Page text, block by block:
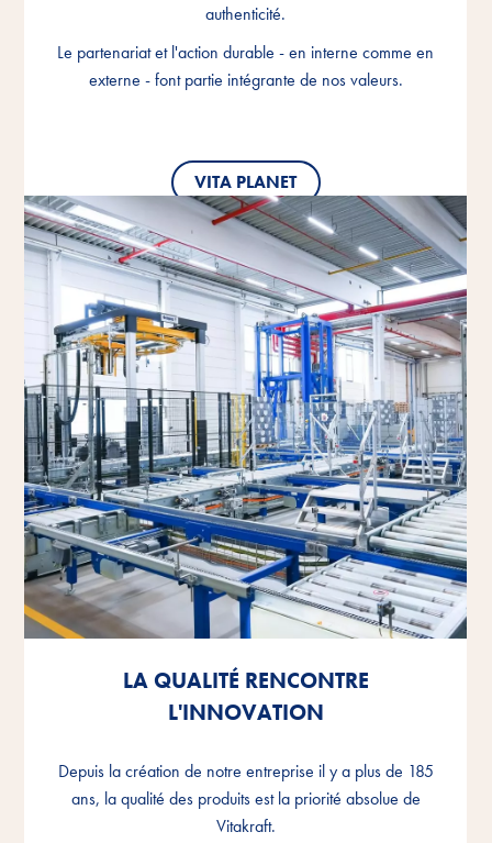
authenticité.
Le partenariat et l'action durable - en interne comme en
externe - font partie intégrante de nos valeurs.
VITA PLANET
authenticité.
Le partenariat et l'action durable - en interne comme en
externe - font partie intégrante de nos valeurs.
VITA PLANET
authenticité.
Le partenariat et l'action durable - en interne comme en
externe - font partie intégrante de nos valeurs.
VITA PLANET
LA QUALITÉ RENCONTRE
L'INNOVATION
Depuis la création de notre entreprise il y a plus de 185
ans, la qualité des produits est la priorité absolue de
Vitakraft.
LA QUALITÉ RENCONTRE
L'INNOVATION
Depuis la création de notre entreprise il y a plus de 185
ans, la qualité des produits est la priorité absolue de
Vitakraft.
LA QUALITÉ RENCONTRE
L'INNOVATION
Depuis la création de notre entreprise il y a plus de 185
ans, la qualité des produits est la priorité absolue de
Vitakraft.